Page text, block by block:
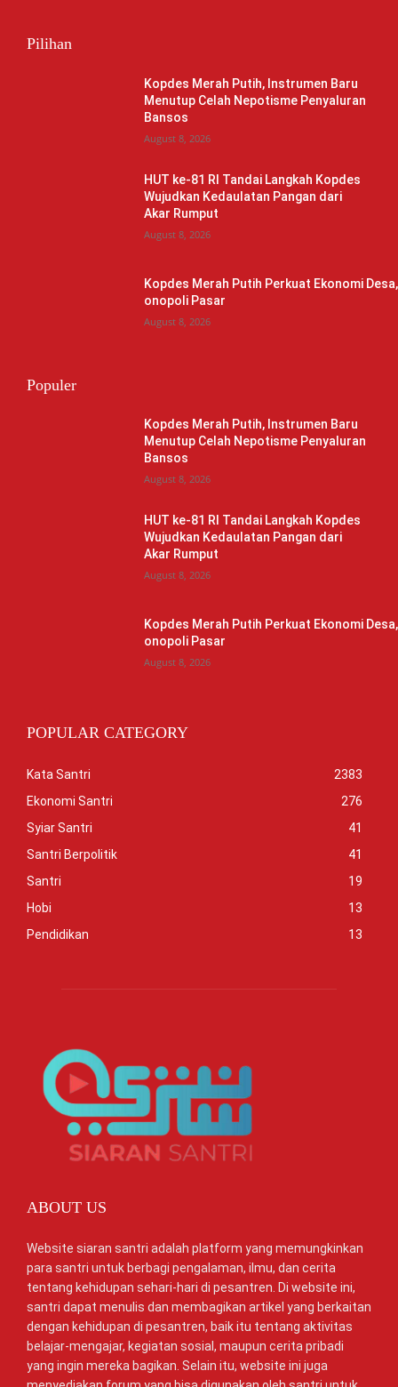
Pilihan
Kopdes Merah Putih, Instrumen Baru
Menutup Celah Nepotisme Penyaluran
Bansos
August 8, 2026
HUT ke-81 RI Tandai Langkah Kopdes
Wujudkan Kedaulatan Pangan dari
Akar Rumput
August 8, 2026
Kopdes Merah Putih Perkuat Ekonomi
onopoli Pasar
August 8, 2026
Populer
Kopdes Merah Putih, Instrumen Baru
Menutup Celah Nepotisme Penyaluran
Bansos
August 8, 2026
HUT ke-81 RI Tandai Langkah Kopdes
Wujudkan Kedaulatan Pangan dari
Akar Rumput
August 8, 2026
Kopdes Merah Putih Perkuat Ekonomi
onopoli Pasar
August 8, 2026
POPULAR CATEGORY
Kata Santri
2383
Ekonomi Santri
276
Syiar Santri
41
Santri Berpolitik
41
Santri
19
Hobi
13
Pendidikan
13
ABOUT US
Website siaran santri adalah platform yang memungkinkan
para santri untuk berbagi pengalaman, ilmu, dan cerita
tentang kehidupan sehari-hari di pesantren. Di website ini,
santri dapat menulis dan membagikan artikel yang berkaitan
dengan kehidupan di pesantren, baik itu tentang aktivitas
belajar-mengajar, kegiatan sosial, maupun cerita pribadi
yang ingin mereka bagikan. Selain itu, website ini juga